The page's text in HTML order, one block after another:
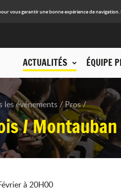
vous garantir une bonne expérience de
ACTUALITÉS ÉQUIPE
les événements Pros
/ Montauban
à 20H00